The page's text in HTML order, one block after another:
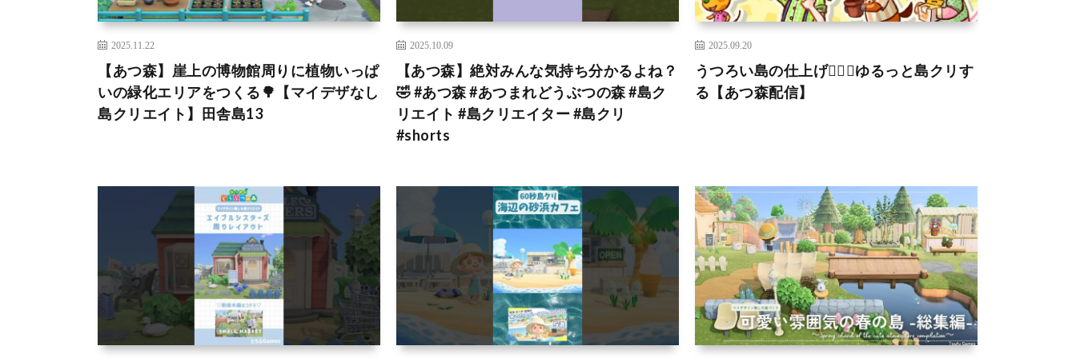
2025.11.22
【あつ森】崖上の博物館周りに植物いっぱ
いの緑化エリアをつくる🌳【マイデザなし
島クリエイト】田舎島13
2025.10.09
【あつ森】絶対みんな気持ち分かるよね？
🤣 #あつ森 #あつまれどうぶつの森 #島ク
リエイト #島クリエイター #島クリ
#shorts
2025.09.20
うつろい島の仕上げ👷‍♀️✨ゆるっと島クリす
る【あつ森配信】